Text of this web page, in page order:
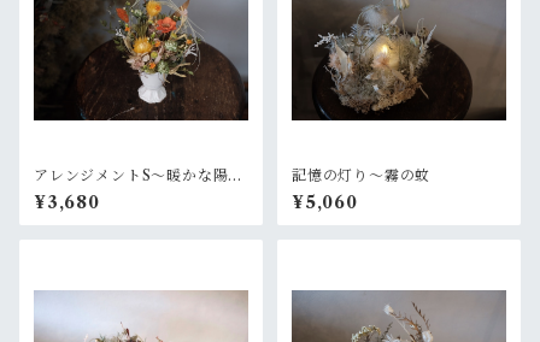
アレンジメントS〜暖かな陽射
し
¥3,680
記憶の灯り〜霧の蚊
¥5,060